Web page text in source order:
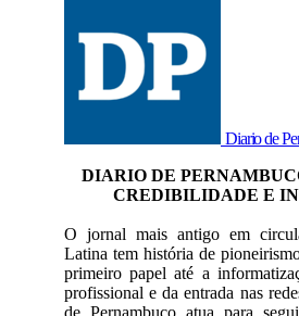
Diario de
DIARIO DE
CREDIBILIDADE E
O jornal mais antigo em
Latina tem história de
primeiro papel até a
profissional e da entrada nas
de Pernambuco atua para